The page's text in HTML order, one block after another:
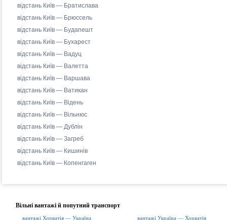
відстань Київ — Братислава
відстань Київ — Брюссель
відстань Київ — Будапешт
відстань Київ — Бухарест
відстань Київ — Вадуц
відстань Київ — Валетта
відстань Київ — Варшава
відстань Київ — Ватикан
відстань Київ — Відень
відстань Київ — Вільнюс
відстань Київ — Дублін
відстань Київ — Загреб
відстань Київ — Кишинів
відстань Київ — Копенгаген
Вільні вантажі й попутний транспорт
вантажі Хорватія — Україна
вантажі Україна — Хорватія